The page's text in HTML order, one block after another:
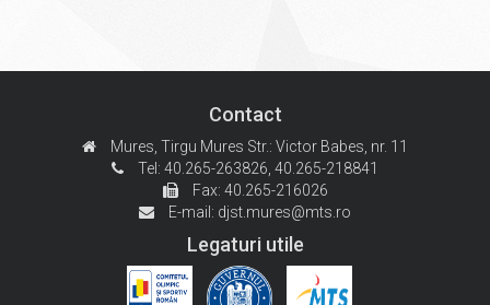
Contact
Mures, Tirgu Mures Str.: Victor Babes, nr. 11
Tel: 40.265-263826, 40.265-218841
Fax: 40.265-216026
E-mail: djst.mures@mts.ro
Legaturi utile